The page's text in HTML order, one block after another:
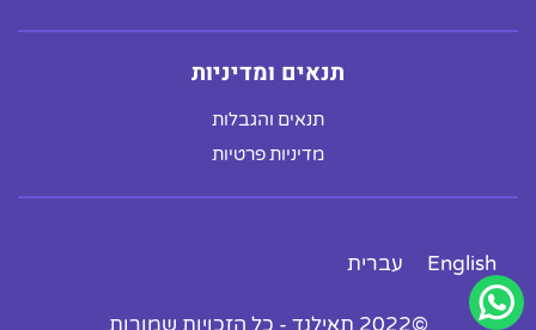
תנאים ומדיניות
תנאים והגבלות
מדיניות פרטיות
English עברית
©2022 תאילנד - כל הזכויות שמורות